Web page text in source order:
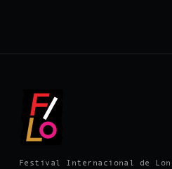
Festival Internacional de